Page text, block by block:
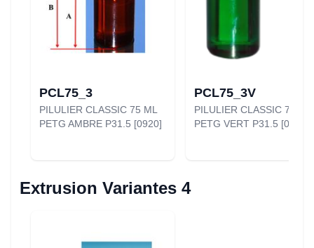
PCL75_3
PILULIER CLASSIC 75 ML
PETG AMBRE P31.5 [0920]
PCL75_3V
PILULIER CLASSIC 75 ML
PETG VERT P31.5 [0951]
Extrusion Variantes 4